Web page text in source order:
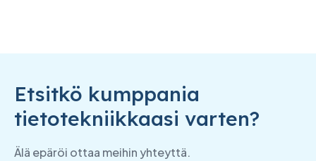
Etsitkö kumppania
tietotekniikkaasi varten?
Älä epäröi ottaa meihin yhteyttä.